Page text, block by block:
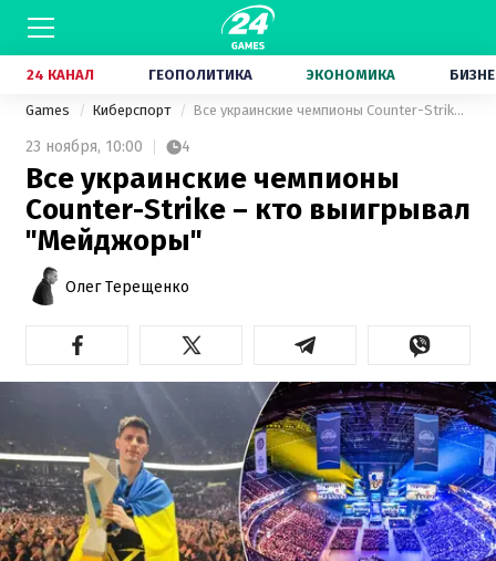
24 КАНАЛ ГЕОПОЛИТИКА ЭКОНОМИКА
Games Киберспорт Все украинские чемпионы Counter-Strike – кто выигрывал "Мейджоры"
23 ноября, 10:00 4
Все украинские чемпионы
Counter-Strike – кто выигрывал
"Мейджоры"
Олег Терещенко